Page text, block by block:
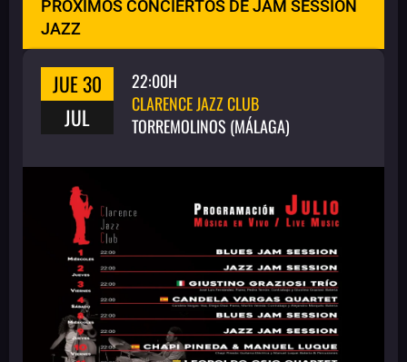
PRÓXIMOS CONCIERTOS DE JAM SESSION
JAZZ
JUE 30
JUL
22:00H
CLARENCE JAZZ CLUB
TORREMOLINOS (MÁLAGA)